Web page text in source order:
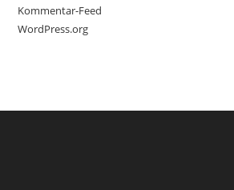
Kommentar-Feed
WordPress.org